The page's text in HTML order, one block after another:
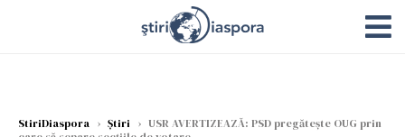
StiriDiaspora › Știri › USR AVERTIZEAZĂ: PSD pregătește OUG prin